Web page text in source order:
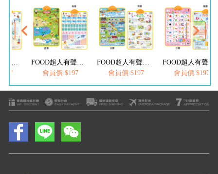
FOOD超人有聲學習掛圖-可愛動物&認識數字
會員價:$197
FOOD超人有聲學習掛圖-交通工具&三字經
會員價:$197
FOOD超人有聲學習掛圖-ABC&中文兒歌
會員價:$197